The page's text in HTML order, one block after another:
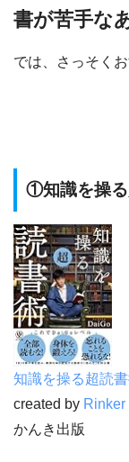
書が苦手な
では、さっそく
①知識を操
知識を操る超読
created by Rinker
かんき出版